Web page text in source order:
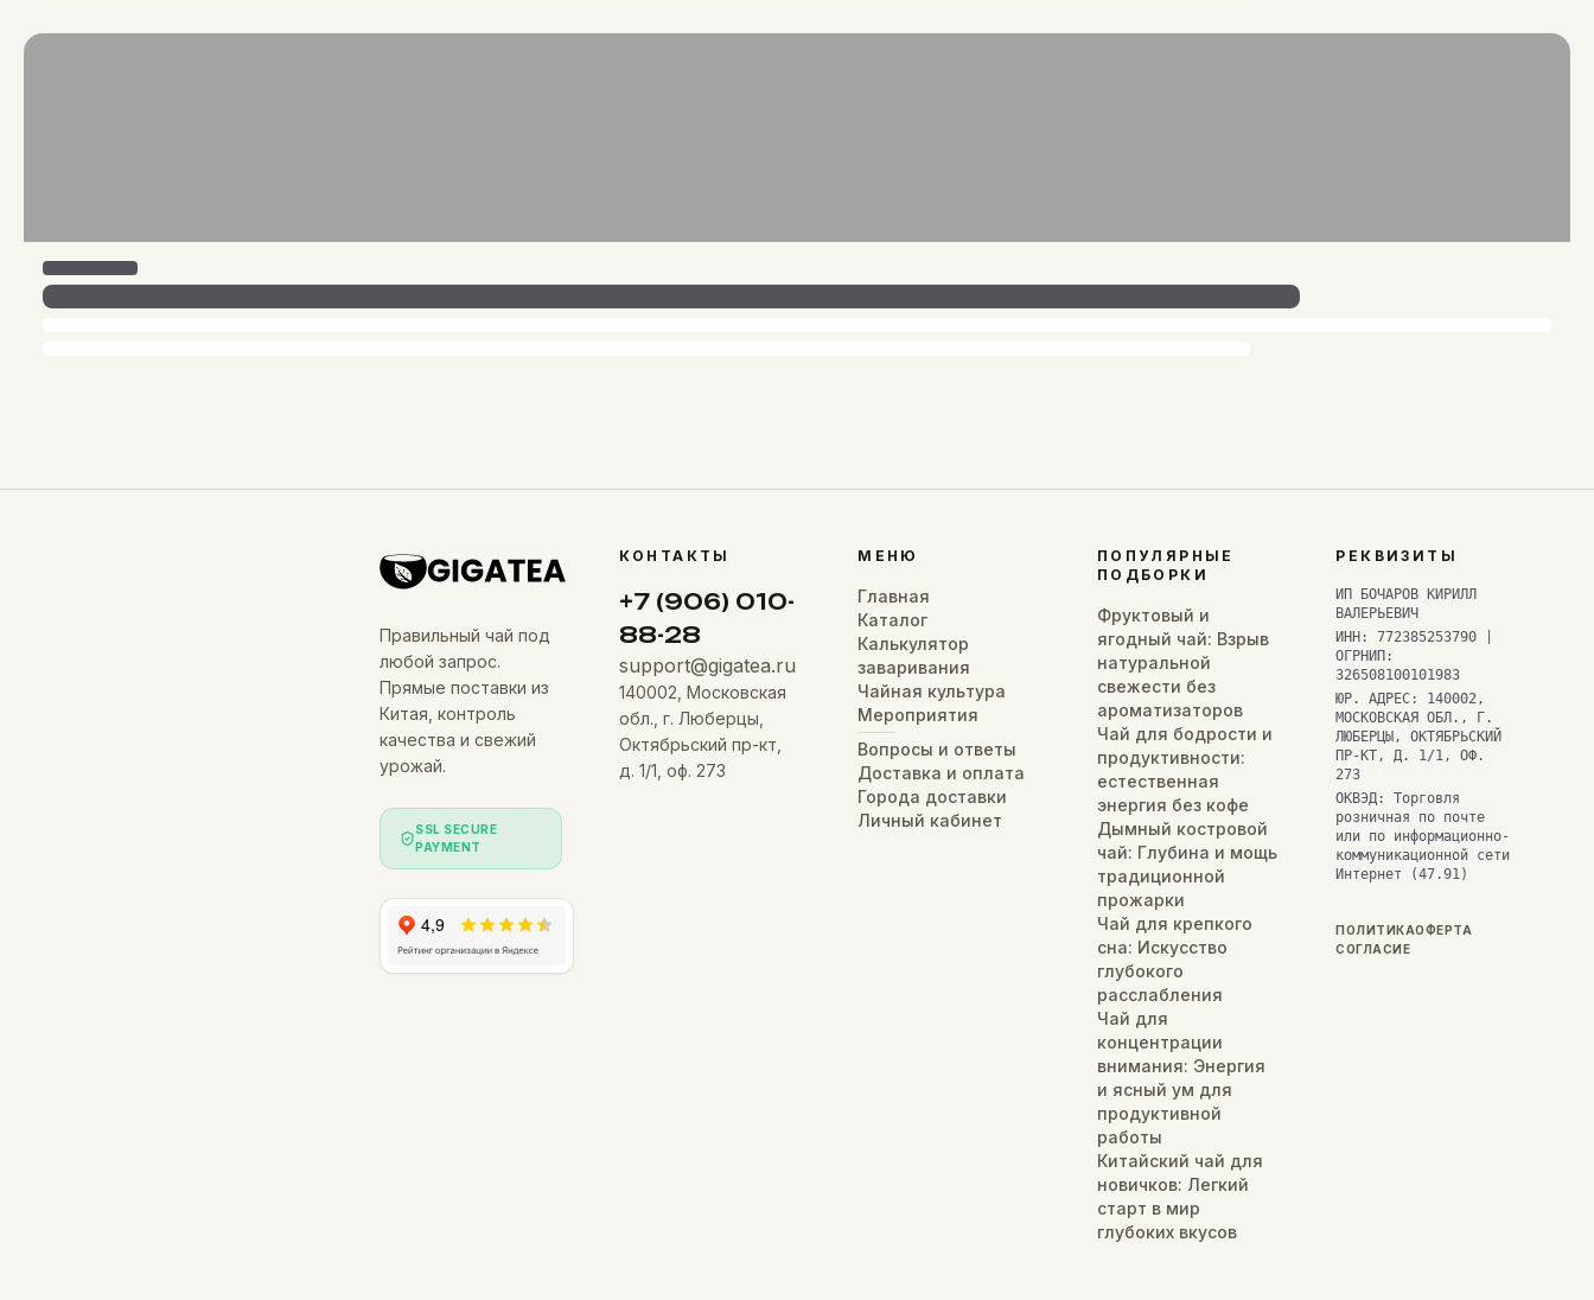
Правильный чай под
любой запрос.
Прямые поставки из
Китая, контроль
качества и свежий
урожай.
SSL SECURE
PAYMENT
КОНТАКТЫ
+7 (906) 010-
88-28
support@gigatea.ru
140002, Московская
обл., г. Люберцы,
Октябрьский пр-кт,
д. 1/1, оф. 273
МЕНЮ
Главная
Каталог
Калькулятор
заваривания
Чайная культура
Мероприятия
Вопросы и ответы
Доставка и оплата
Города доставки
Личный кабинет
ПОПУЛЯРНЫЕ
ПОДБОРКИ
Фруктовый и
ягодный чай: Взрыв
натуральной
свежести без
ароматизаторов
Чай для бодрости и
продуктивности:
естественная
энергия без кофе
Дымный костровой
чай: Глубина и мощь
традиционной
прожарки
Чай для крепкого
сна: Искусство
глубокого
расслабления
Чай для
концентрации
внимания: Энергия
и ясный ум для
продуктивной
работы
Китайский чай для
новичков: Легкий
старт в мир
глубоких вкусов
РЕКВИЗИТЫ
ИП БОЧАРОВ КИРИЛЛ
ВАЛЕРЬЕВИЧ
ИНН: 772385253790 |
ОГРНИП:
326508100101983
ЮР. АДРЕС: 140002,
МОСКОВСКАЯ ОБЛ., Г.
ЛЮБЕРЦЫ, ОКТЯБРЬСКИЙ
ПР-КТ, Д. 1/1, ОФ.
273
ОКВЭД: Торговля
розничная по почте
или по информационно-
коммуникационной сети
Интернет (47.91)
ПОЛИТИКАОФЕРТА
СОГЛАСИЕ